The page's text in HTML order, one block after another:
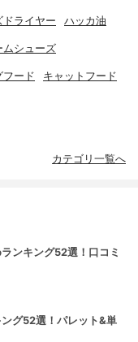
ドライヤー ハッカ油
ムシューズ
フード キャットフード
カテゴリ一覧へ
ンキング52選！口コミ
グ52選！パレット&単